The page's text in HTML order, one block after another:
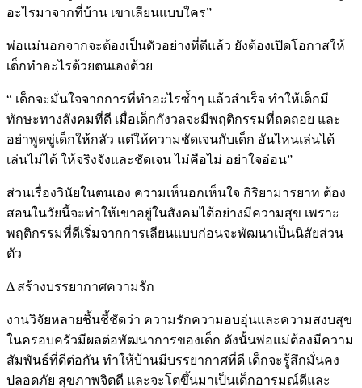
อะไรมาจากที่บ้าน เขาเลียนแบบใคร”
พ่อแม่นอกจากจะต้องเป็นตัวอย่างที่ดีแล้ว ยังต้องเปิดโอกาสให้
เด็กทำอะไรด้วยตนเองด้วย
“ เด็กจะมั่นใจจากการที่ทำอะไรซ้ำๆ แล้วสำเร็จ ทำให้เด็กมี
ทักษะทางสังคมที่ดี เมื่อเด็กกังวลจะมีพฤติกรรมที่ถดถอย และ
อย่าพูดขู่เด็กให้กลัว แต่ให้ความชัดเจนกับเด็ก อันไหนเล่นได้
เล่นไม่ได้ ให้จริงจังและชัดเจน ไม่คือไม่ อย่าใจอ่อน”
ส่วนเรื่องวินัยในตนเอง ความเห็นอกเห็นใจ กิริยามารยาท ต้อง
สอนในวัยนี้จะทำให้เขาอยู่ในสังคมได้อย่างมีความสุข เพราะ
พฤติกรรมที่ดีเริ่มจากการเลียนแบบก่อนจะพัฒนาเป็นนิสัยส่วน
ตัว
Δ สร้างบรรยากาศความรัก
งานวิจัยหลายชิ้นชี้ชัดว่า ความรักความอบอุ่นและความสงบสุข
ในครอบครัวมีผลต่อพัฒนาการของเด็ก ดังนั้นพ่อแม่ต้องมีความ
สัมพันธ์ที่ดีต่อกัน ทำให้บ้านมีบรรยากาศที่ดี เด็กจะรู้สึกมั่นคง
ปลอดภัย สุขภาพจิตดี และจะโตขึ้นมาเป็นเด็กอารมณ์ดีและ